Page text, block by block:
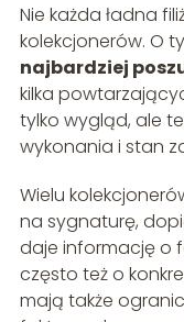
Nie każda ładna
kolekcjonerów. O
najbardziej
kilka
tylko wygląd, ale
wykonania i stan
Wielu
na sygnaturę,
daje informację o
często też o
mają także